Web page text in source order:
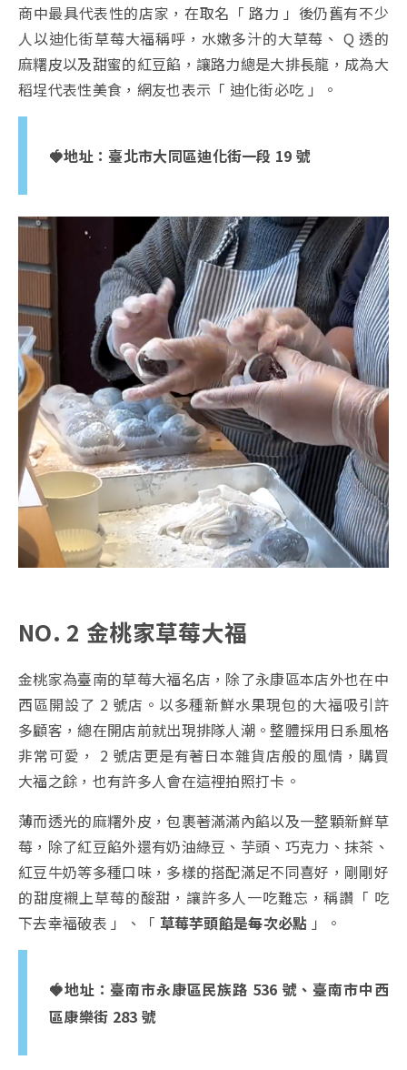
商中最具代表性的店家，在取名「 路力 」後仍舊有不少
人以迪化街草莓大福稱呼，水嫩多汁的大草莓、 Q 透的
麻糬皮以及甜蜜的紅豆餡，讓路力總是大排長龍，成為大
稻埕代表性美食，網友也表示「 迪化街必吃 」。
🍓地址： 臺北市大同區迪化街一段 19 號
NO. 2 金桃家草莓大福
金桃家為臺南的草莓大福名店，除了永康區本店外也在中
西區開設了 2 號店。以多種新鮮水果現包的大福吸引許
多顧客，總在開店前就出現排隊人潮。整體採用日系風格
非常可愛， 2 號店更是有著日本雜貨店般的風情，購買
大福之餘，也有許多人會在這裡拍照打卡。
薄而透光的麻糬外皮，包裹著滿滿內餡以及一整顆新鮮草
莓，除了紅豆餡外還有奶油綠豆、芋頭、巧克力、抹茶、
紅豆牛奶等多種口味，多樣的搭配滿足不同喜好，剛剛好
的甜度襯上草莓的酸甜，讓許多人一吃難忘，稱讚「 吃
下去幸福破表 」、「 草莓芋頭餡是每次必點 」。
🍓地址： 臺南市永康區民族路 536 號、臺南市中西
區康樂街 283 號